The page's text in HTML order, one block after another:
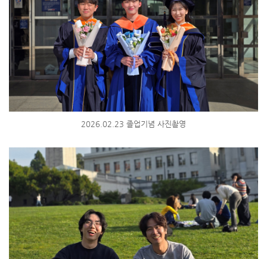
2026.02.23 졸업기념 사진촬영